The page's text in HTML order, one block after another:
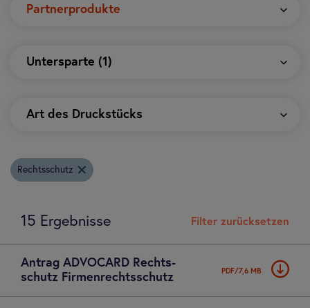
Partnerprodukte
Untersparte (1)
Art des Druckstücks
Rechtsschutz
15 Ergebnisse Filter zurücksetzen
Antrag ADVO­CARD Rechts­
schutz Fir­men­rechts­schutz
PDF/7,6 MB